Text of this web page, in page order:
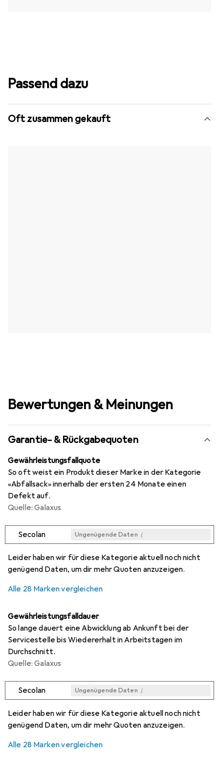
Passend dazu
Oft zusammen gekauft
Bewertungen & Meinungen
Garantie- & Rückgabequoten
Gewährleistungsfallquote
So oft weist ein Produkt dieser Marke in der Kategorie
«Abfallsack» innerhalb der ersten 24 Monate einen
Defekt auf.
Quelle: Galaxus
Secolan Ungenügende Daten i
i
i
i
i
Leider haben wir für diese Kategorie aktuell noch nicht
genügend Daten, um dir mehr Quoten anzuzeigen.
Alle 28 Marken vergleichen
Gewährleistungsfalldauer
So lange dauert eine Abwicklung ab Ankunft bei der
Servicestelle bis Wiedererhalt in Arbeitstagen im
Durchschnitt.
Quelle: Galaxus
Secolan Ungenügende Daten i
i
i
i
i
Leider haben wir für diese Kategorie aktuell noch nicht
genügend Daten, um dir mehr Quoten anzuzeigen.
Alle 28 Marken vergleichen